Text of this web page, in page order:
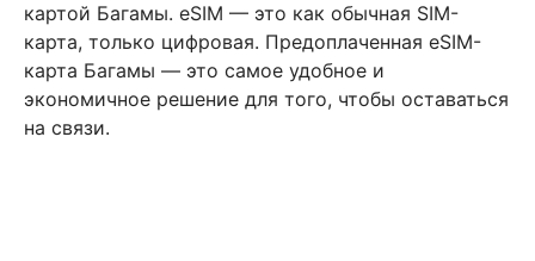
картой Багамы. eSIM — это как обычная SIM-
карта, только цифровая. Предоплаченная eSIM-
карта Багамы — это самое удобное и
экономичное решение для того, чтобы оставаться
на связи.